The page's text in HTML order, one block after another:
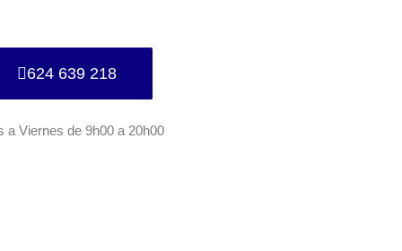
624 639 218
a Viernes de 9h00 a 20h00